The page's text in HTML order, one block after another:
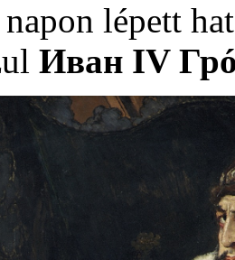
lépett
Иван IV